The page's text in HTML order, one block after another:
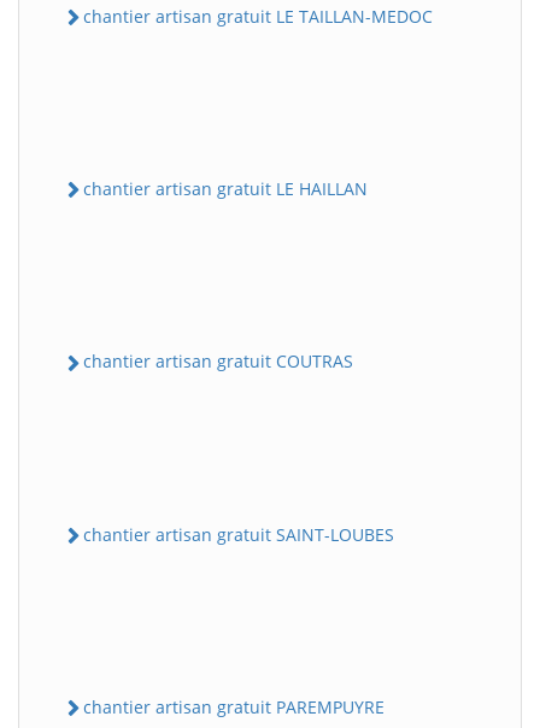
chantier artisan gratuit LE TAILLAN-MEDOC
chantier artisan gratuit LE HAILLAN
chantier artisan gratuit COUTRAS
chantier artisan gratuit SAINT-LOUBES
chantier artisan gratuit PAREMPUYRE